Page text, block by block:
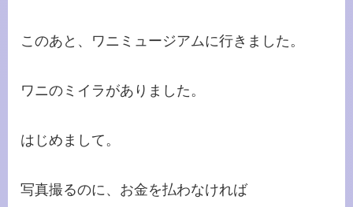
このあと、ワニミュージアムに行きました。
ワニのミイラがありました。
はじめまして。
写真撮るのに、お金を払わなければ